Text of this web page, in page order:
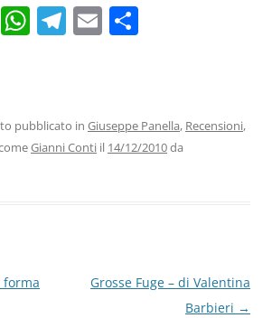
Li
n
W
A
p
T
a
m
E
vi
di
pubblicato in Giuseppe Panella, Recensioni,
Gianni Conti il 14/12/2010da
forma
Grosse Fuge – di Valentina
Barbieri →